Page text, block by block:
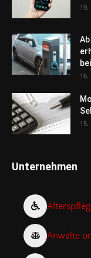
19.
16.
15.
Unternehmen
Anwälte